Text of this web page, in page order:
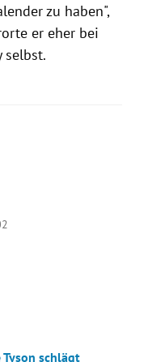
zu haben",
er eher bei
selbst.
schlägt